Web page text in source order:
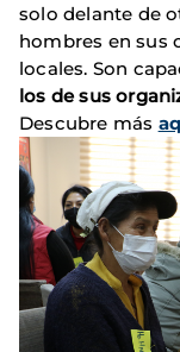
solo delante de
hombres en sus
locales. Son
los de sus
Descubre más